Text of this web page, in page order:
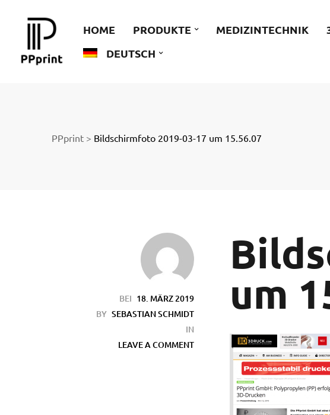
HOME PRODUKTE MEDIZINTECHNIK
DEUTSCH
PPprint > Bildschirmfoto 2019-03-17 um 15.56.07
BEI 18. MÄRZ 2019
BY SEBASTIAN SCHMIDT
IN
LEAVE A COMMENT
um